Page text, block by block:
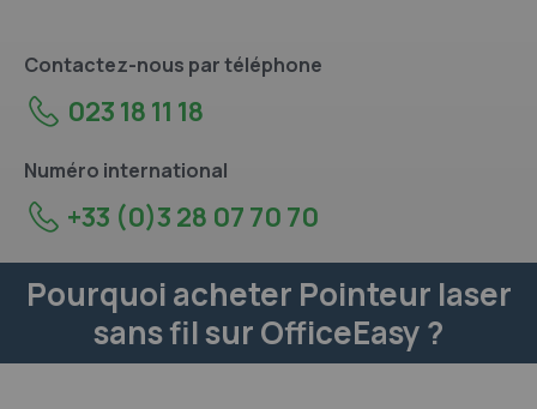
Contactez-nous par téléphone
023 18 11 18
Numéro international
+33 (0)3 28 07 70 70
Pourquoi acheter Pointeur laser
sans fil sur OfficeEasy ?